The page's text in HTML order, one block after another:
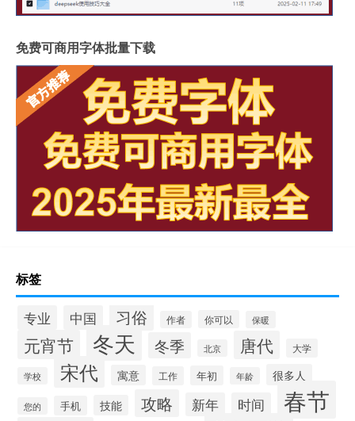
免费可商用字体批量下载
标签
专业 中国 习俗 作者 你可以 保暖
元宵节 冬天 冬季 北京 唐代 大学
学校 宋代 寓意 工作 年初 年龄 很多人
您的 手机 技能 攻略 新年 时间 春节